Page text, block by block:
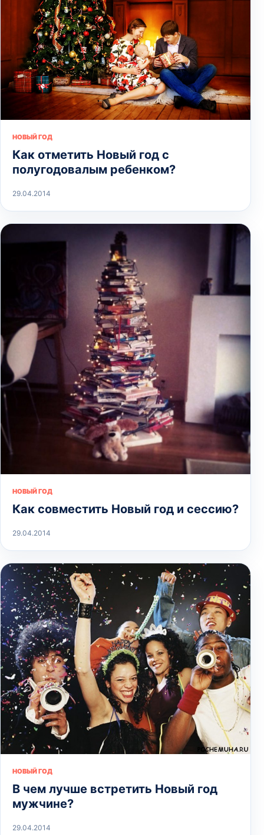
НОВЫЙ ГОД
Как отметить Новый год с
полугодовалым ребенком?
29.04.2014
НОВЫЙ ГОД
Как совместить Новый год и сессию?
29.04.2014
НОВЫЙ ГОД
В чем лучше встретить Новый год
мужчине?
29.04.2014